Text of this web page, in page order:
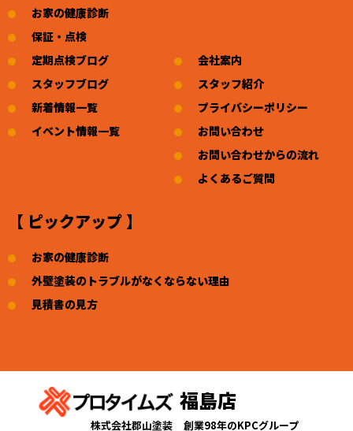
お家の健康診断
保証・点検
定期点検ブログ
スタッフブログ
新着情報一覧
イベント情報一覧
会社案内
スタッフ紹介
プライバシーポリシー
お問い合わせ
お問い合わせからの流れ
よくあるご質問
【 ピックアップ 】
お家の健康診断
外壁塗装のトラブルがなくならない理由
見積書の見方
福島店
株式会社郡山塗装 創業98年のKPCグループ